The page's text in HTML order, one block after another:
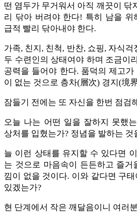
떤 염두가 무거워서 아직 깨끗이 닦
리 닦아 버려야 한다! 특히 남을 위
급적 빨리 닦아내야 한다.
가족, 친지, 친척, 반찬, 쇼핑, 자식
두 수련인의 상태여야 하며 조금이
공력을 들어야 한다. 품덕의 제고
이 없는 것으로 층차(層次) 경지(境
잠들기 전에는 또 자신을 한번 점검
오늘 나는 어떤 일을 잘하지 못했
상처를 입혔는가? 정념을 발하는 것
늘 이런 상태를 유지할 수 있다면
는 것으로 마음속이 든든하고 즐거
낌이 없을 것이다. 이와 같다면 구
있겠는가?
현 단계에서 작은 깨달음이니 여러